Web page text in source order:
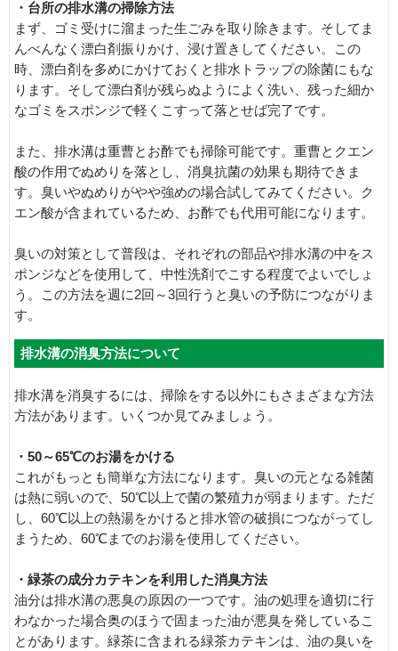
・台所の排水溝の掃除方法
まず、ゴミ受けに溜まった生ごみを取り除きます。そしてま
んべんなく漂白剤振りかけ、浸け置きしてください。この
時、漂白剤を多めにかけておくと排水トラップの除菌にもな
ります。そして漂白剤が残らぬようによく洗い、残った細か
なゴミをスポンジで軽くこすって落とせば完了です。
また、排水溝は重曹とお酢でも掃除可能です。重曹とクエン
酸の作用でぬめりを落とし、消臭抗菌の効果も期待できま
す。臭いやぬめりがやや強めの場合試してみてください。ク
エン酸が含まれているため、お酢でも代用可能になります。
臭いの対策として普段は、それぞれの部品や排水溝の中をス
ポンジなどを使用して、中性洗剤でこする程度でよいでしょ
う。この方法を週に2回～3回行うと臭いの予防につながりま
す。
排水溝の消臭方法について
排水溝を消臭するには、掃除をする以外にもさまざまな方法
方法があります。いくつか見てみましょう。
・50～65℃のお湯をかける
これがもっとも簡単な方法になります。臭いの元となる雑菌
は熱に弱いので、50℃以上で菌の繁殖力が弱まります。ただ
し、60℃以上の熱湯をかけると排水管の破損につながってし
まうため、60℃までのお湯を使用してください。
・緑茶の成分カテキンを利用した消臭方法
油分は排水溝の悪臭の原因の一つです。油の処理を適切に行
わなかった場合奥のほうで固まった油が悪臭を発しているこ
とがあります。緑茶に含まれる緑茶カテキンは、油の臭いを